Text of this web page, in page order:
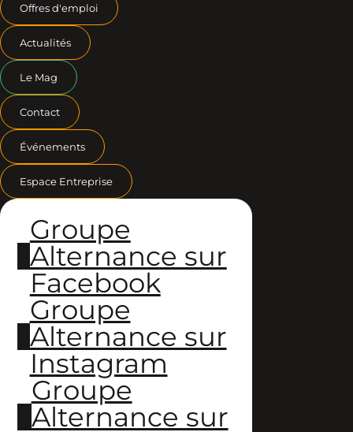
Offres d'emploi
Actualités
Le Mag
Contact
Événements
Espace Entreprise
Groupe
Alternance sur
Facebook
Groupe
Alternance sur
Instagram
Groupe
Alternance sur